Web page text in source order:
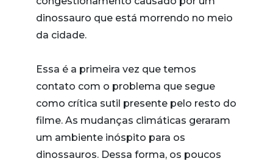
dinossauro que está morrendo no meio
da cidade.
Essa é a primeira vez que temos
contato com o problema que segue
como crítica sutil presente pelo resto do
filme. As mudanças climáticas geraram
um ambiente inóspito para os
dinossauros. Dessa forma, os poucos